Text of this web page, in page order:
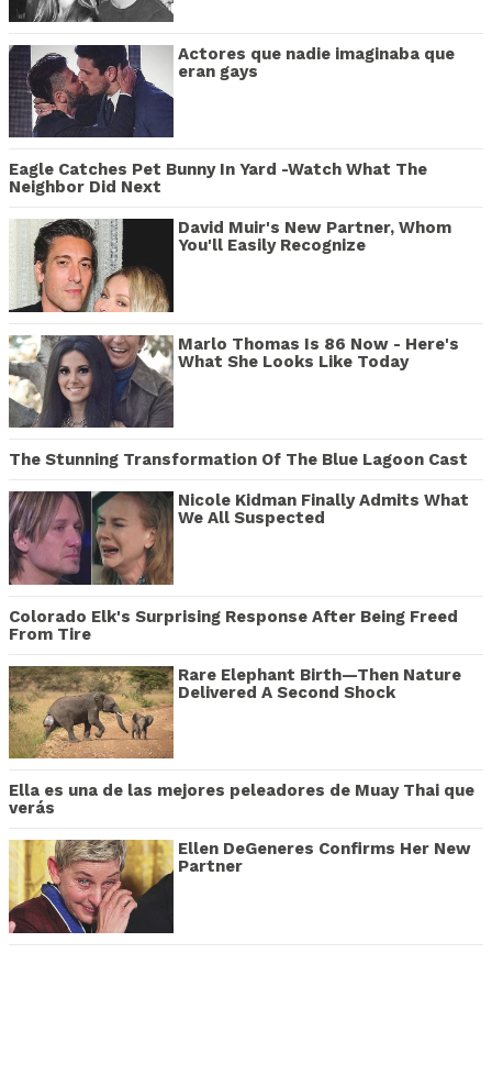
Actores que nadie imaginaba que
eran gays
Eagle Catches Pet Bunny In Yard -Watch What The
Neighbor Did Next
David Muir's New Partner, Whom
You'll Easily Recognize
Marlo Thomas Is 86 Now - Here's
What She Looks Like Today
The Stunning Transformation Of The Blue Lagoon Cast
Nicole Kidman Finally Admits What
We All Suspected
Colorado Elk's Surprising Response After Being Freed
From Tire
Rare Elephant Birth—Then Nature
Delivered A Second Shock
Ella es una de las mejores peleadores de Muay Thai que
verás
Ellen DeGeneres Confirms Her New
Partner